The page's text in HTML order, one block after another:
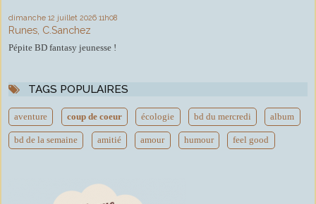
dimanche 12 juillet 2026 11h08
Runes, C.Sanchez
Pépite BD fantasy jeunesse !
TAGS POPULAIRES
aventure coup de coeur écologie bd du mercredi album
bd de la semaine amitié amour humour feel good